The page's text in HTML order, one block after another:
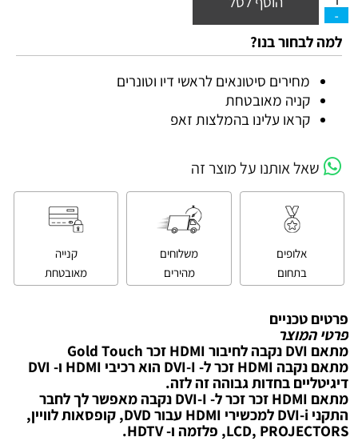
למה לבחור בנו?
מחירים סיטונאים לראשי דיו וטונרים
קניה מאובטחת
קראו עלינו בהמלצות זאפ
שאל אותנו על מוצר זה
אלופים
בתחום
משלוחים
מהירים
קנייה
מאובטחת
פרטים טכניים
פרטי המוצר
מתאם DVI נקבה לחיבור HDMI זכר Gold Touch
מתאם נקבה HDMI זכר ל- DVI-I הוא רכיבי HDMI ו- DVI
דיגיטליים בחדות גבוהה זה לזה.
מתאם HDMI זכר זכר ל- DVI-I נקבה מאפשר לך לחבר
התקני DVI-i למכשירי HDMI עבור DVD, קופסאות לוויין,
LCD, PROJECTORS, פלזמה ו- HDTV.